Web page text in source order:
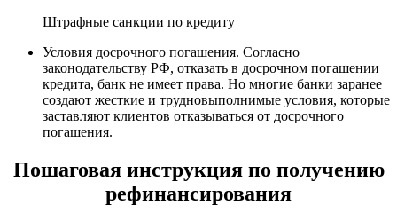
Штрафные санкции по кредиту
Условия досрочного погашения. Согласно
законодательству РФ, отказать в досрочном погашении
кредита, банк не имеет права. Но многие банки заранее
создают жесткие и трудновыполнимые условия, которые
заставляют клиентов отказываться от досрочного
погашения.
Пошаговая инструкция по получению
рефинансирования